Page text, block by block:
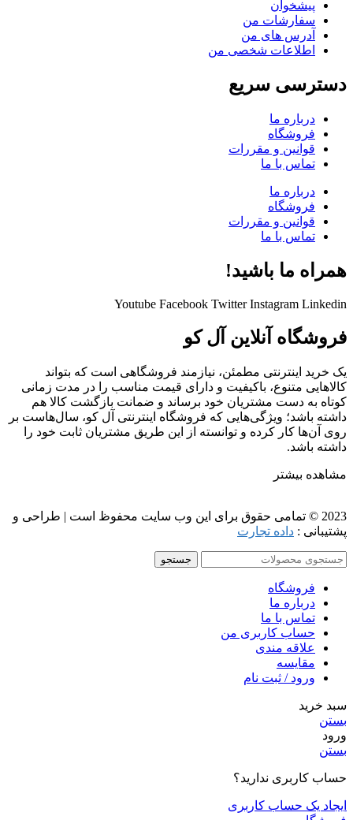
پیشخوان
سفارشات من
آدرس های من
اطلاعات شخصی من
دسترسی سریع
درباره ما
فروشگاه
قوانین و مقررات
تماس با ما
درباره ما
فروشگاه
قوانین و مقررات
تماس با ما
همراه ما باشید!
Youtube Facebook Twitter Instagram Linkedin
فروشگاه آنلاین آل کو
یک خرید اینترنتی مطمئن، نیازمند فروشگاهی است که بتواند
کالاهایی متنوع، باکیفیت و دارای قیمت مناسب را در مدت زمانی
کوتاه به دست مشتریان خود برساند و ضمانت بازگشت کالا هم
داشته باشد؛ ویژگی‌هایی که فروشگاه اینترنتی آل کو، سال‌هاست بر
روی آن‌ها کار کرده و توانسته از این طریق مشتریان ثابت خود را
داشته باشد.
مشاهده بیشتر
2023 © تمامی حقوق برای این وب سایت محفوظ است | طراحی و
پشتیبانی : داده تجارت
جستجو
فروشگاه
درباره ما
تماس با ما
حساب کاربری من
علاقه مندی
مقايسه
ورود / ثبت نام
سبد خرید
بستن
ورود
بستن
حساب کاربری ندارید؟
ایجاد یک حساب کاربری